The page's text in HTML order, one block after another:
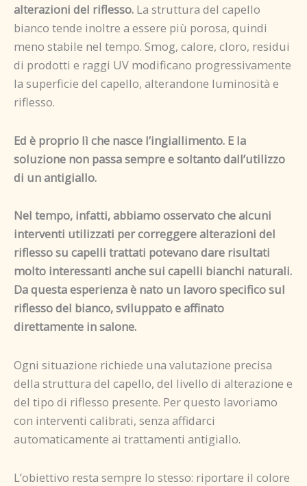
alterazioni del riflesso. La struttura del capello
bianco tende inoltre a essere più porosa, quindi
meno stabile nel tempo. Smog, calore, cloro, residui
di prodotti e raggi UV modificano progressivamente
la superficie del capello, alterandone luminosità e
riflesso.
Ed è proprio lì che nasce l’ingiallimento. E la
soluzione non passa sempre e soltanto dall’utilizzo
di un antigiallo.
Nel tempo, infatti, abbiamo osservato che alcuni
interventi utilizzati per correggere alterazioni del
riflesso su capelli trattati potevano dare risultati
molto interessanti anche sui capelli bianchi naturali.
Da questa esperienza è nato un lavoro specifico sul
riflesso del bianco, sviluppato e affinato
direttamente in salone.
Ogni situazione richiede una valutazione precisa
della struttura del capello, del livello di alterazione e
del tipo di riflesso presente. Per questo lavoriamo
con interventi calibrati, senza affidarci
automaticamente ai trattamenti antigiallo.
L’obiettivo resta sempre lo stesso: riportare il colore